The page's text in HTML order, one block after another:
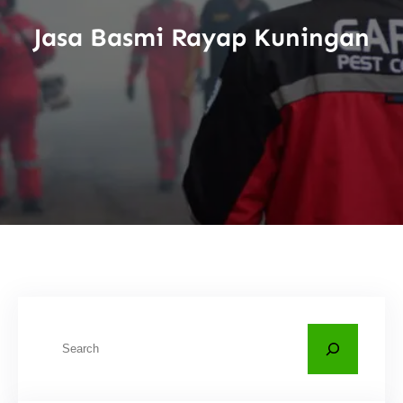
Jasa Basmi Rayap Kuningan